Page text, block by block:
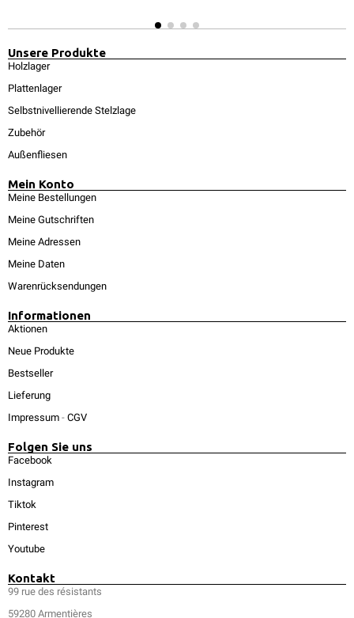
Unsere Produkte
Holzlager
Plattenlager
Selbstnivellierende Stelzlage
Zubehör
Außenfliesen
Mein Konto
Meine Bestellungen
Meine Gutschriften
Meine Adressen
Meine Daten
Warenrücksendungen
Informationen
Aktionen
Neue Produkte
Bestseller
Lieferung
Impressum - CGV
Folgen Sie uns
Facebook
Instagram
Tiktok
Pinterest
Youtube
Kontakt
99 rue des résistants
59280 Armentières